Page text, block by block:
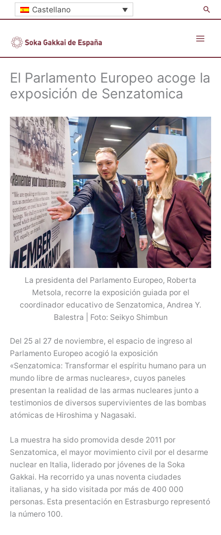
al
Castellano
El Parlamento Europeo acoge la
exposición de Senzatomica
La presidenta del Parlamento Europeo, Roberta
Metsola, recorre la exposición guiada por el
coordinador educativo de Senzatomica, Andrea Y.
Balestra | Foto: Seikyo Shimbun
Del 25 al 27 de noviembre, el espacio de ingreso al
Parlamento Europeo acogió la exposición
«Senzatomica: Transformar el espíritu humano para un
mundo libre de armas nucleares», cuyos paneles
presentan la realidad de las armas nucleares junto a
testimonios de diversos supervivientes de las bombas
atómicas de Hiroshima y Nagasaki.
La muestra ha sido promovida desde 2011 por
Senzatomica, el mayor movimiento civil por el desarme
nuclear en Italia, liderado por jóvenes de la Soka
Gakkai. Ha recorrido ya unas noventa ciudades
italianas, y ha sido visitada por más de 400 000
personas. Esta presentación en Estrasburgo representó
la número 100.